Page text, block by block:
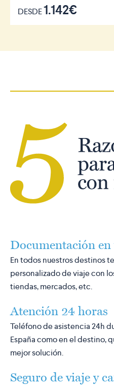
DESDE1.142€
Documentación en
En todos nuestros destinos
personalizado de viaje con
tiendas, mercados, etc.
Atención 24 horas
Teléfono de asistencia 24h
España como en el destino,
mejor solución.
Seguro de viaje y